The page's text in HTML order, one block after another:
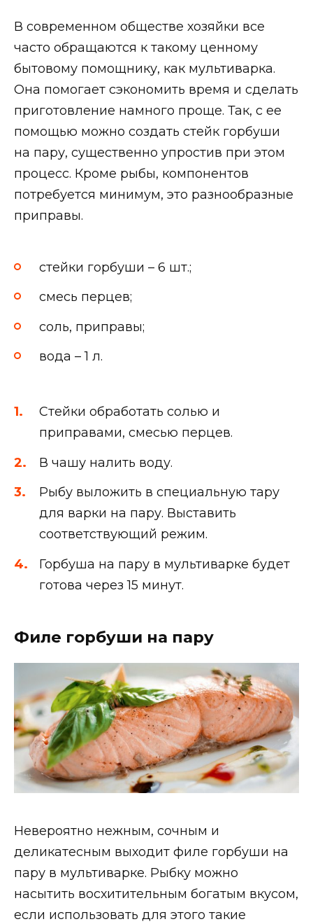
В современном обществе хозяйки все
часто обращаются к такому ценному
бытовому помощнику, как мультиварка.
Она помогает сэкономить время и сделать
приготовление намного проще. Так, с ее
помощью можно создать стейк горбуши
на пару, существенно упростив при этом
процесс. Кроме рыбы, компонентов
потребуется минимум, это разнообразные
приправы.
стейки горбуши – 6 шт.;
смесь перцев;
соль, приправы;
вода – 1 л.
Стейки обработать солью и
приправами, смесью перцев.
В чашу налить воду.
Рыбу выложить в специальную тару
для варки на пару. Выставить
соответствующий режим.
Горбуша на пару в мультиварке будет
готова через 15 минут.
Филе горбуши на пару
Невероятно нежным, сочным и
деликатесным выходит филе горбуши на
пару в мультиварке. Рыбку можно
насытить восхитительным богатым вкусом,
если использовать для этого такие